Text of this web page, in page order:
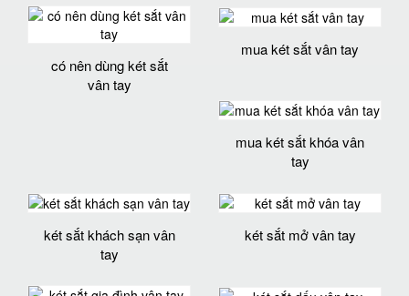
có nên dùng két sắt
vân tay
mua két sắt vân tay
mua két sắt khóa vân
tay
két sắt khách sạn vân
tay
két sắt mở vân tay